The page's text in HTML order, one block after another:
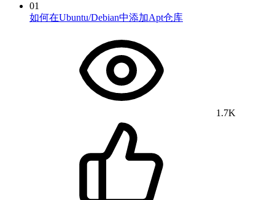
01
如何在Ubuntu/Debian中添加Apt仓库
1.7K